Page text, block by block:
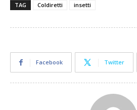
TAG Coldiretti insetti
Facebook Twitter